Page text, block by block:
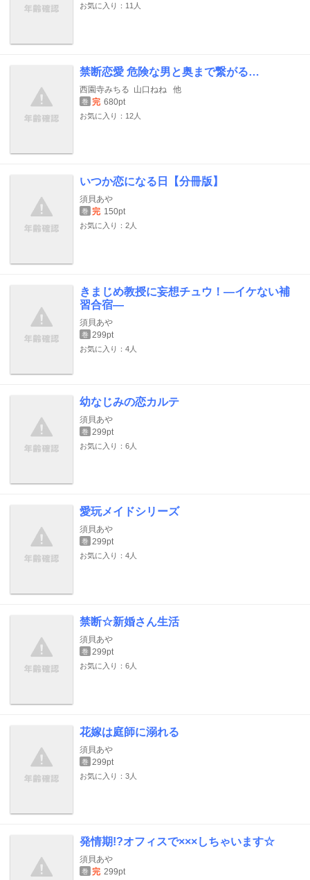
お気に入り：11人
禁断恋愛 危険な男と奥まで繋がる…
西園寺みちる 山口ねね 他
巻 完 680pt
お気に入り：12人
いつか恋になる日【分冊版】
須貝あや
巻 完 150pt
お気に入り：2人
きまじめ教授に妄想チュウ！―イケない補
習合宿―
須貝あや
巻 299pt
お気に入り：4人
幼なじみの恋カルテ
須貝あや
巻 299pt
お気に入り：6人
愛玩メイドシリーズ
須貝あや
巻 299pt
お気に入り：4人
禁断☆新婚さん生活
須貝あや
巻 299pt
お気に入り：6人
花嫁は庭師に溺れる
須貝あや
巻 299pt
お気に入り：3人
発情期!?オフィスで×××しちゃいます☆
須貝あや
巻 完 299pt